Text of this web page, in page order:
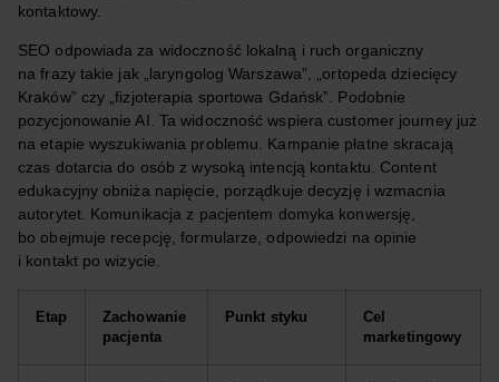
kontaktowy.
SEO odpowiada za widoczność lokalną i ruch organiczny
na frazy takie jak „laryngolog Warszawa”, „ortopeda dziecięcy
Kraków” czy „fizjoterapia sportowa Gdańsk”. Podobnie
pozycjonowanie AI. Ta widoczność wspiera customer journey już
na etapie wyszukiwania problemu. Kampanie płatne skracają
czas dotarcia do osób z wysoką intencją kontaktu. Content
edukacyjny obniża napięcie, porządkuje decyzję i wzmacnia
autorytet. Komunikacja z pacjentem domyka konwersję,
bo obejmuje recepcję, formularze, odpowiedzi na opinie
i kontakt po wizycie.
Etap
Zachowanie
pacjenta
Punkt styku
Cel
marketingowy